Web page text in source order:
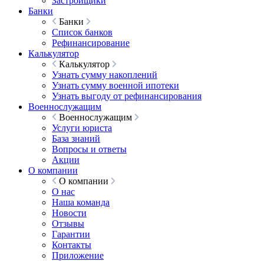
Банки
Банки
Список банков
Рефинансирование
Калькулятор
Калькулятор
Узнать сумму накоплений
Узнать сумму военной ипотеки
Узнать выгоду от рефинансирования
Военнослужащим
Военнослужащим
Услуги юриста
База знаний
Вопросы и ответы
Акции
О компании
О компании
О нас
Наша команда
Новости
Отзывы
Гарантии
Контакты
Приложение